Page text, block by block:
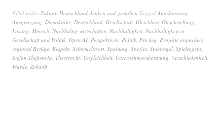
Filed underZukunft Deutschland denken und gestalten Tagged Anerkennung,
Ausgrenzung, Demokratie, Deutschland, Gesellschaft, Gleichheit, Gleichstellung,
Lösung, Mensch, Nachhaltig-wirtschaften, Nachhaltigkeit, Nachhaltigkeit in
Gesellschaft und Politik, Open AI, Perspektiven, Politik, Privileg, Projekte anpacken,
regional Bezüge, Respekt, Sehnsuchtsort, Spaltung, Spezies, Spielregel, Spielregeln,
Stefan Theßenvitz, Thessenvitz, Ungleichheit, Unternehmensberatung, Verschiedenheit,
Würde, Zukunft